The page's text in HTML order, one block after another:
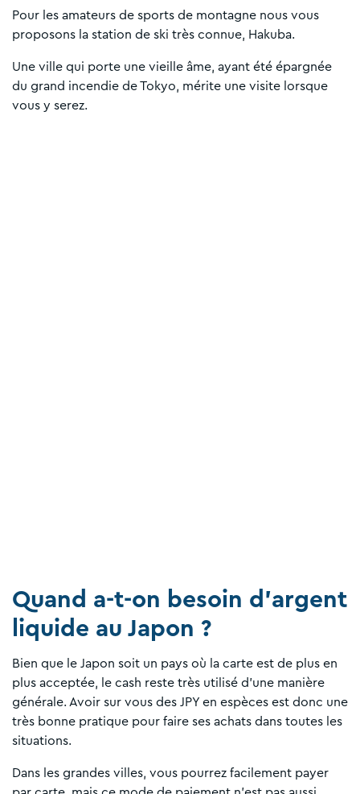
Pour les amateurs de sports de montagne nous vous
proposons la station de ski très connue, Hakuba.
Une ville qui porte une vieille âme, ayant été épargnée
du grand incendie de Tokyo, mérite une visite lorsque
vous y serez.
Quand a-t-on besoin d'argent
liquide au Japon ?
Bien que le Japon soit un pays où la carte est de plus en
plus acceptée, le cash reste très utilisé d'une manière
générale. Avoir sur vous des JPY en espèces est donc une
très bonne pratique pour faire ses achats dans toutes les
situations.
Dans les grandes villes, vous pourrez facilement payer